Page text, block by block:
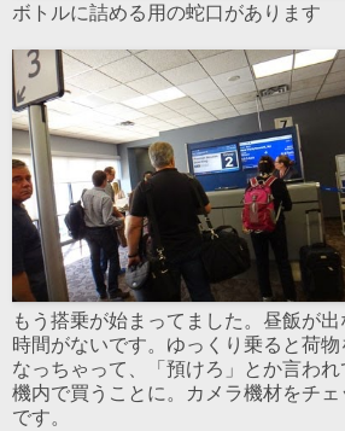
ボトルに詰める用の蛇口があります
もう搭乗が始まってました。昼飯が
時間がないです。ゆっくり乗ると荷物
なっちゃって、「預けろ」とか言わ
機内で買うことに。カメラ機材をチ
です。